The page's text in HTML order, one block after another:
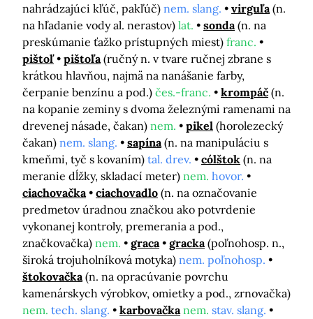
nahrádzajúci kľúč, pakľúč) nem. slang. virguľa (n.
na hľadanie vody al. nerastov) lat. sonda (n. na
preskúmanie ťažko prístupných miest) franc.
pištoľ
pištoľa (ručný n. v tvare ručnej zbrane s
krátkou hlavňou, najmä na nanášanie farby,
čerpanie benzínu a pod.) čes.-franc. krompáč (n.
na kopanie zeminy s dvoma železnými ramenami na
drevenej násade, čakan) nem. pikel (horolezecký
čakan) nem. slang. sapína (n. na manipuláciu s
kmeňmi, tyč s kovaním) tal. drev. cólštok (n. na
meranie dĺžky, skladací meter) nem. hovor.
ciachovačka
ciachovadlo (n. na označovanie
predmetov úradnou značkou ako potvrdenie
vykonanej kontroly, premerania a pod.,
značkovačka) nem. graca gracka (poľnohosp. n.,
široká trojuholníková motyka) nem. poľnohosp.
štokovačka (n. na opracúvanie povrchu
kamenárskych výrobkov, omietky a pod., zrnovačka)
nem. tech. slang. karbovačka nem. stav. slang.